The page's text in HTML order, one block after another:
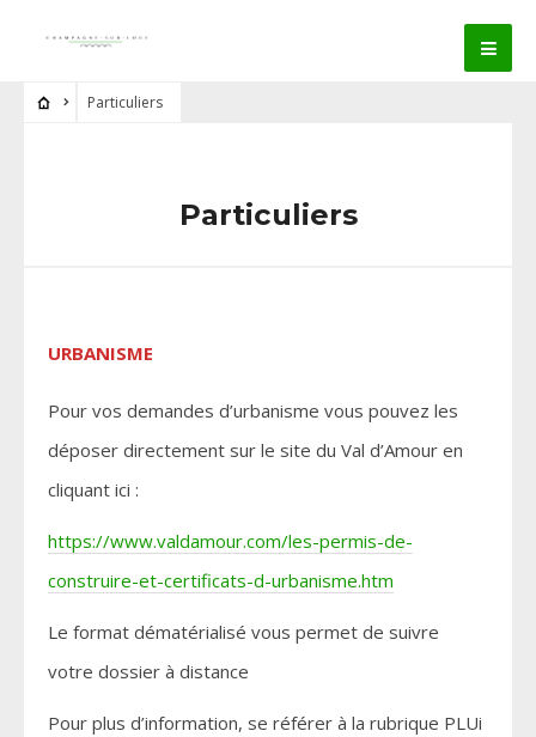
Particuliers
Particuliers
URBANISME
Pour vos demandes d’urbanisme vous pouvez les
déposer directement sur le site du Val d’Amour en
cliquant ici :
https://www.valdamour.com/les-permis-de-
construire-et-certificats-d-urbanisme.htm
Le format dématérialisé vous permet de suivre
votre dossier à distance
Pour plus d’information, se référer à la rubrique PLUi